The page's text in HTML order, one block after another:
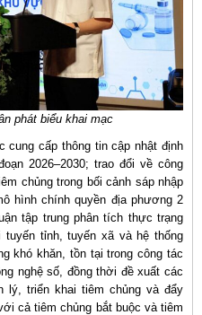
phát biểu khai mạc
cung cấp thông tin cập nhật định
2026–2030; trao đổi về công
chủng trong bối cảnh sáp nhập
hình chính quyền địa phương 2
tập trung phân tích thực trạng
tỉnh, tuyến xã và hệ thống
khó khăn, tồn tại trong công tác
nghệ số, đồng thời đề xuất các
lý, triển khai tiêm chủng và đẩy
cả tiêm chủng bắt buộc và tiêm